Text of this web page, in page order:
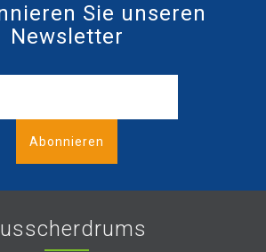
Sie unseren
Newsletter
Abonnieren